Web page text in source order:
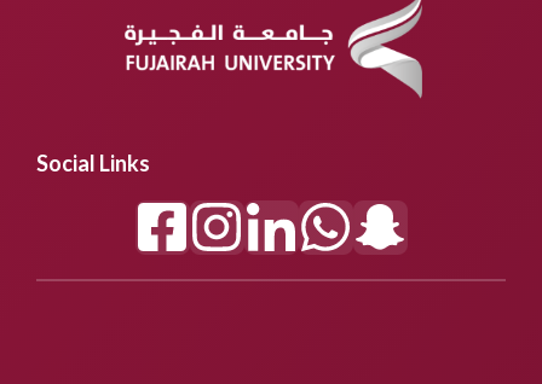
Social Links